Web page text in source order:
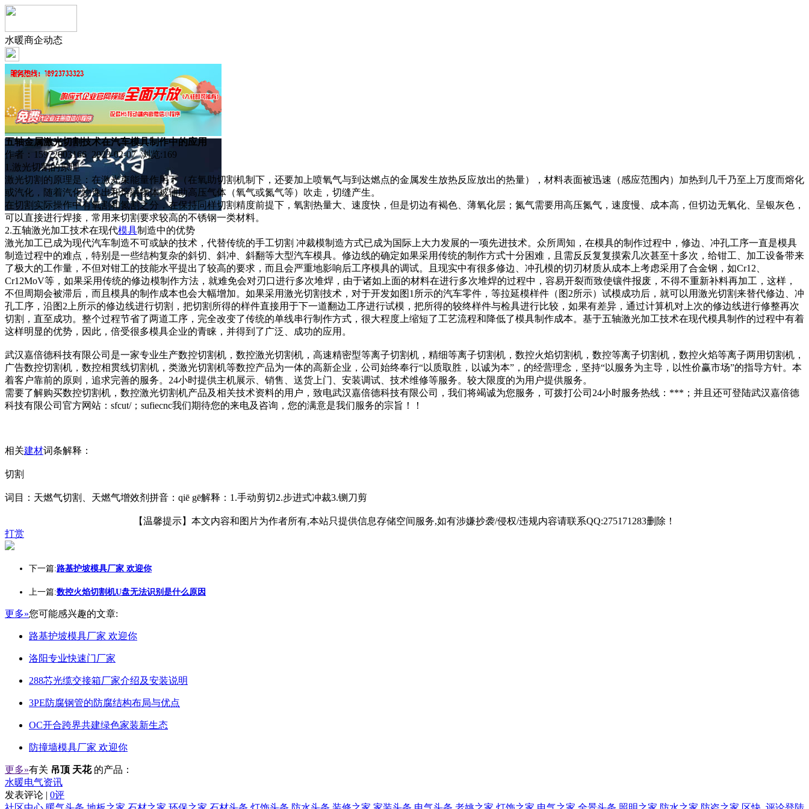
水暖商企动态
五轴金属激光切割技术在汽车模具制作中的应用
作者：15972003166 2023-02-07 浏览:169
1.激光切割的原理
激光切割的原理是：在激光束能量作用下（在氧助切割机制下，还要加上喷氧气与到达燃点的金属发生放热反应放出的热量），材料表面被迅速（感应范围内）加热到几千乃至上万度而熔化
或汽化，随着汽化物逸出和熔融物体被辅助高压气体（氧气或氮气等）吹走，切缝产生。
在切割实际操作中有氧割和氮割之分，在保持同样切割精度前提下，氧割热量大、速度快，但是切边有褐色、薄氧化层；氮气需要用高压氮气，速度慢、成本高，但切边无氧化、呈银灰色，
可以直接进行焊接，常用来切割要求较高的不锈钢一类材料。
2.五轴激光加工技术在现代模具制造中的优势
激光加工已成为现代汽车制造不可或缺的技术，代替传统的手工切割 冲裁模制造方式已成为国际上大力发展的一项先进技术。众所周知，在模具的制作过程中，修边、冲孔工序一直是模具
制造过程中的难点，特别是一些结构复杂的斜切、斜冲、斜翻等大型汽车模具。修边线的确定如果采用传统的制作方式十分困难，且需反反复复摸索几次甚至十多次，给钳工、加工设备带来
了极大的工作量，不但对钳工的技能水平提出了较高的要求，而且会严重地影响后工序模具的调试。且现实中有很多修边、冲孔模的切刃材质从成本上考虑采用了合金钢，如Cr12、
Cr12MoV等，如果采用传统的修边模制作方法，就难免会对刃口进行多次堆焊，由于诸如上面的材料在进行多次堆焊的过程中，容易开裂而致使镶件报废，不得不重新补料再加工，这样，
不但周期会被滞后，而且模具的制作成本也会大幅增加。如果采用激光切割技术，对于开发如图1所示的汽车零件，等拉延模样件（图2所示）试模成功后，就可以用激光切割来替代修边、冲
孔工序，沿图2上所示的修边线进行切割，把切割所得的样件直接用于下一道翻边工序进行试模，把所得的较终样件与检具进行比较，如果有差异，通过计算机对上次的修边线进行修整再次
切割，直至成功。整个过程节省了两道工序，完全改变了传统的单线串行制作方式，很大程度上缩短了工艺流程和降低了模具制作成本。基于五轴激光加工技术在现代模具制作的过程中有着
这样明显的优势，因此，倍受很多模具企业的青睐，并得到了广泛、成功的应用。
武汉嘉倍德科技有限公司是一家专业生产数控切割机，数控激光切割机，高速精密型等离子切割机，精细等离子切割机，数控火焰切割机，数控等离子切割机，数控火焰等离子两用切割机，
广告数控切割机，数控相贯线切割机，类激光切割机等数控产品为一体的高新企业，公司始终奉行“以质取胜，以诚为本”，的经营理念，坚持“以服务为主导，以性价赢市场”的指导方针。本
着客户靠前的原则，追求完善的服务。24小时提供主机展示、销售、送货上门、安装调试、技术维修等服务。较大限度的为用户提供服务。
需要了解购买数控切割机，数控激光切割机产品及相关技术资料的用户，致电武汉嘉倍德科技有限公司，我们将竭诚为您服务，可拨打公司24小时服务热线：***；并且还可登陆武汉嘉倍德
科技有限公司官方网站：sfcut/；sufiecnc我们期待您的来电及咨询，您的满意是我们服务的宗旨！！
相关建材词条解释：
切割
词目：天燃气切割、天燃气增效剂拼音：qiē gē解释：1.手动剪切2.步进式冲裁3.铡刀剪
【温馨提示】本文内容和图片为作者所有,本站只提供信息存储空间服务,如有涉嫌抄袭/侵权/违规内容请联系QQ:275171283删除！
打赏
下一篇:路基护坡模具厂家 欢迎你
上一篇:数控火焰切割机U盘无法识别是什么原因
更多»您可能感兴趣的文章:
路基护坡模具厂家 欢迎你
洛阳专业快速门厂家
288芯光缆交接箱厂家介绍及安装说明
3PE防腐钢管的防腐结构布局与优点
OC开合跨界共建绿色家装新生态
防撞墙模具厂家 欢迎你
更多»有关 吊顶 天花 的产品：
水暖电气资讯
发表评论 | 0评